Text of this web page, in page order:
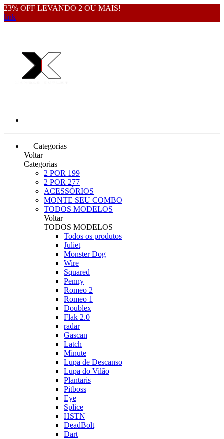
23% OFF LEVANDO 2 OU MAIS!
link
Categorias
Voltar
Categorias
2 POR 199
2 POR 277
ACESSÓRIOS
MONTE SEU COMBO
TODOS MODELOS
Voltar
TODOS MODELOS
Todos os produtos
Juliet
Monster Dog
Wire
Squared
Penny
Romeo 2
Romeo 1
Doublex
Flak 2.0
radar
Gascan
Latch
Minute
Lupa de Descanso
Lupa do Vilão
Plantaris
Pitboss
Eye
Splice
HSTN
DeadBolt
Dart